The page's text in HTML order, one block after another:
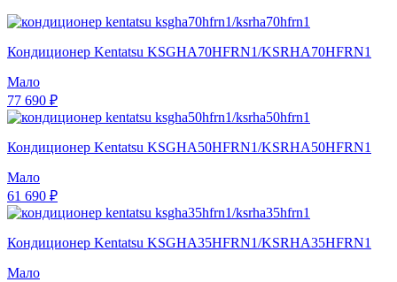
Кондиционер Kentatsu KSGHA70HFRN1/KSRHA70HFRN1
Мало
77 690 ₽
Кондиционер Kentatsu KSGHA50HFRN1/KSRHA50HFRN1
Мало
61 690 ₽
Кондиционер Kentatsu KSGHA35HFRN1/KSRHA35HFRN1
Мало